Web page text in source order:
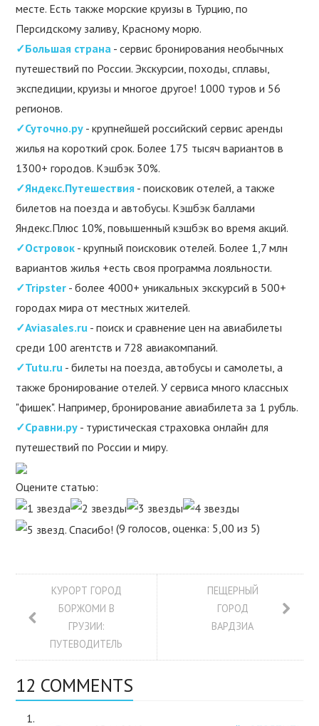
месте. Есть также морские круизы в Турцию, по
Персидскому заливу, Красному морю.
✓Большая страна - сервис бронирования необычных
путешествий по России. Экскурсии, походы, сплавы,
экспедиции, круизы и многое другое! 1000 туров и 56
регионов.
✓Суточно.ру - крупнейшей российский сервис аренды
жилья на короткий срок. Более 175 тысяч вариантов в
1300+ городов. Кэшбэк 30%.
✓Яндекс.Путешествия - поисковик отелей, а также
билетов на поезда и автобусы. Кэшбэк баллами
Яндекс.Плюс 10%, повышенный кэшбэк во время акций.
✓Островок - крупный поисковик отелей. Более 1,7 млн
вариантов жилья +есть своя программа лояльности.
✓Tripster - более 4000+ уникальных экскурсий в 500+
городах мира от местных жителей.
✓Aviasales.ru - поиск и сравнение цен на авиабилеты
среди 100 агентств и 728 авиакомпаний.
✓Tutu.ru - билеты на поезда, автобусы и самолеты, а
также бронирование отелей. У сервиса много классных
"фишек". Например, бронирование авиабилета за 1 рубль.
✓Сравни.ру - туристическая страховка онлайн для
путешествий по России и миру.
Оцените статью:
(9 голосов, оценка: 5,00 из 5)
КУРОРТ ГОРОД
БОРЖОМИ В
ГРУЗИИ:
ПУТЕВОДИТЕЛЬ
ПЕЩЕРНЫЙ
ГОРОД
ВАРДЗИА
12 COMMENTS